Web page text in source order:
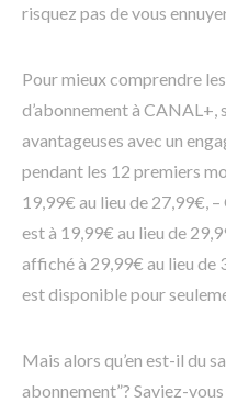
risquez pas de vous
Pour mieux comprendre
d’abonnement à CANAL+,
avantageuses avec un
pendant les 12 premiers
19,99€ au lieu de 27,99€,
est à 19,99€ au lieu de
affiché à 29,99€ au lieu de
est disponible pour
Mais alors qu’en est-il du
abonnement”? Saviez-